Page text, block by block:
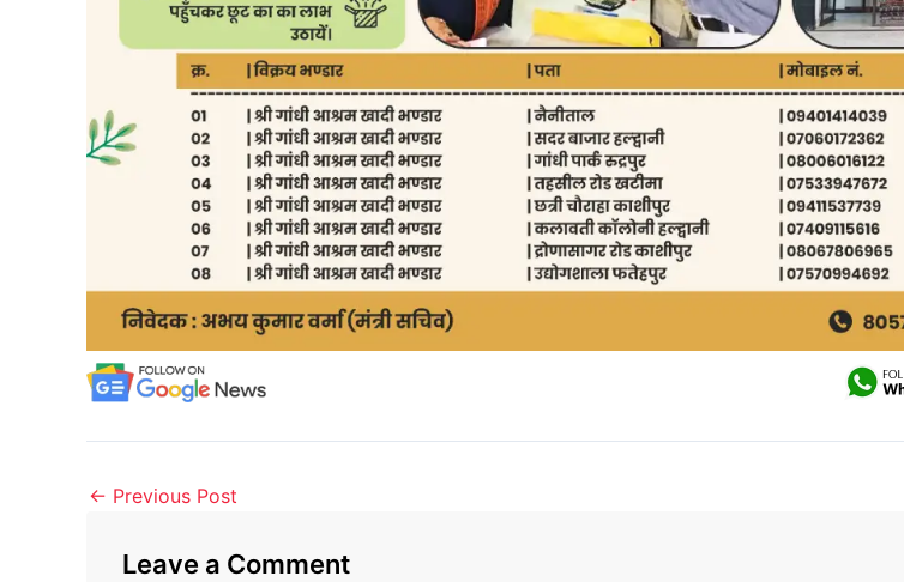
← Previous Post
Leave a Comment